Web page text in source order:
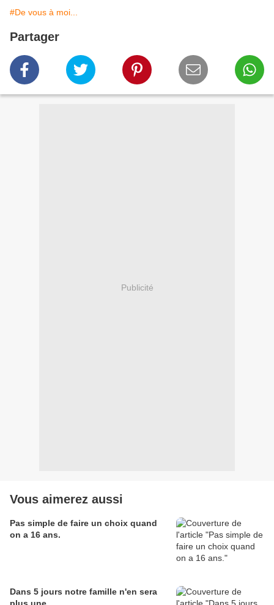
#De vous à moi...
Partager
Publicité
Vous aimerez aussi
Pas simple de faire un choix quand
on a 16 ans.
Dans 5 jours notre famille n'en sera